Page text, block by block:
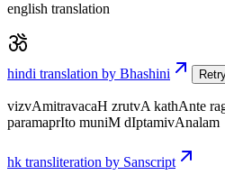
english translation
hindi translation by Bhashini
vizvAmitravacaH zrutvA kathAnte
paramaprIto muniM dIptamivAnalam
hk transliteration by Sanscript